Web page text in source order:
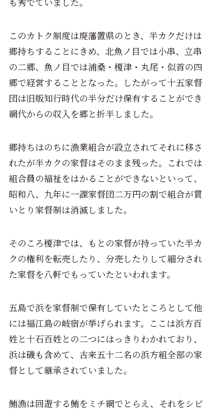
このカトク制度は廃藩置県のとき、半カクだけは
郷持ちすることにきめ、北魚ノ目では小串、立串
の二郷、魚ノ目では浦桑・榎津・丸尾・似首の四
郷で経営することとなった。したがって十五家督
団は旧版知行時代の半分だけ保有することができ
網代からの収入を郷と折半しました。
郷持ちはのちに漁業組合が設立されてそれに移さ
れたが半カクの家督はそのまま残った。これでは
組合員の福祉をはかることができないといって、
昭和八、九年に一課家督団二万円の割で組合が買
いとり家督制は消滅しました。
そのころ榎津では、もとの家督が持っていた半カ
クの権利を転売したり、分売したりして細分され
た家督を八軒でもっていたといわれます。
五島で浜を家督制で保有していたところとして他
には福江島の岐宿が挙げられます。ここは浜方百
姓と十石百姓との二つにはっきりわかれており、
浜は磯も含めて、古来五十二名の浜方組全部の家
督として継承されていました。
鮪漁は回遊する鮪をミチ網でとらえ、それをシビ